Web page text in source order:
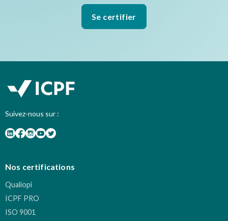
Se certifier
Suivez-nous sur :
Nos certifications
Qualiopi
ICPF PRO
ISO 9001